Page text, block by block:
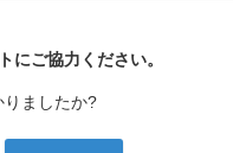
にご協力ください。
ましたか?